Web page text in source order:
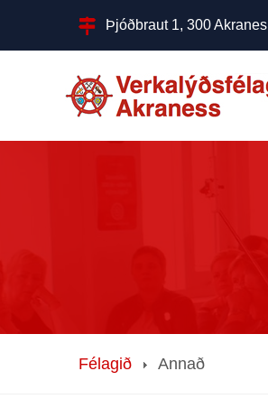
Þjóðbraut 1, 300 Akranes
Félagið Annað